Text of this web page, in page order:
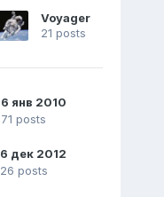
Voyager
21 posts
6 янв 2010
71 posts
6 дек 2012
26 posts